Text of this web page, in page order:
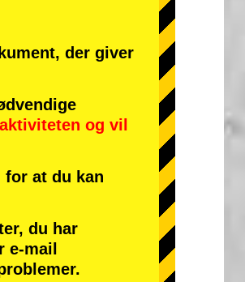
der giver
og vil
at du kan
du har
e-mail